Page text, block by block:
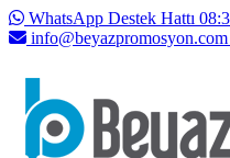
WhatsApp Destek Hattı
info@beyazpromosyon.com